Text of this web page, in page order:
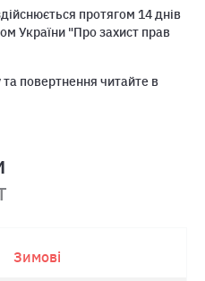
протягом 14 днів
України "Про захист прав
повертнення читайте в
Зимові